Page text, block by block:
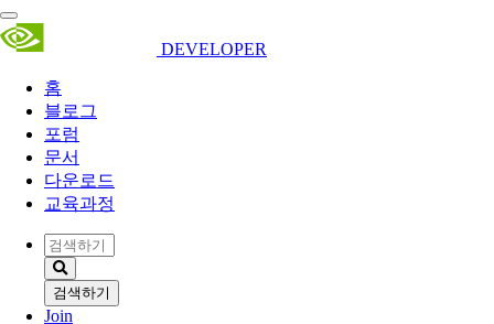
DEVELOPER
홈
블로그
포럼
문서
다운로드
교육과정
검색하기
Join